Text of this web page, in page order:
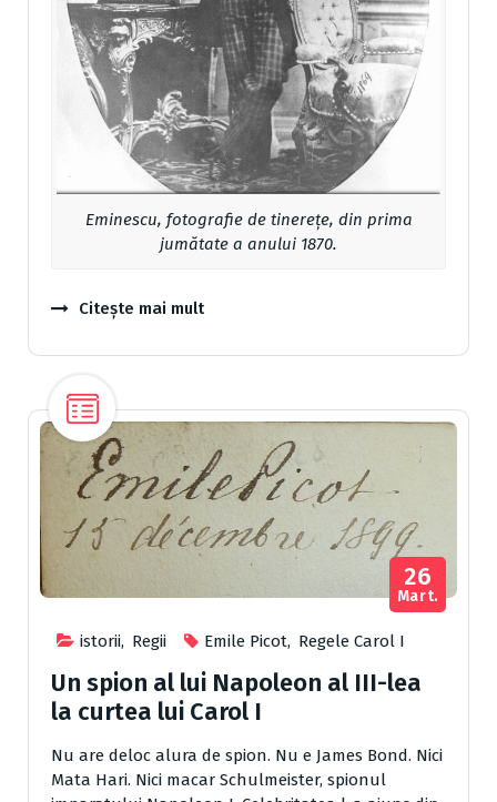
Eminescu, fotografie de tinerețe, din prima
jumătate a anului 1870.
Citește mai mult
istorii, Regii Emile Picot, Regele Carol I
26
Mart.
Un spion al lui Napoleon al III-lea
la curtea lui Carol I
Nu are deloc alura de spion. Nu e James Bond. Nici
Mata Hari. Nici macar Schulmeister, spionul